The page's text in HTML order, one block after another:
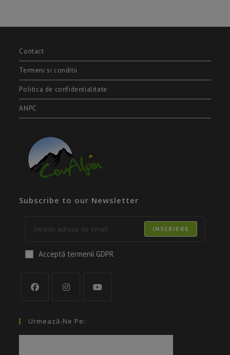
Contact
Termeni si conditii
Politica de confidentialitate
ANPC
Subscribe to our Newsletter
INSCRIERE
Acceptă termenii GDPR
Urmează-Ne Pe: